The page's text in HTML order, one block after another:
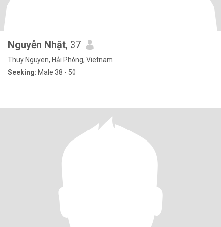
Nguyễn Nhật, 37
Thuy Nguyen, Hải Phòng, Vietnam
Seeking: Male 38 - 50